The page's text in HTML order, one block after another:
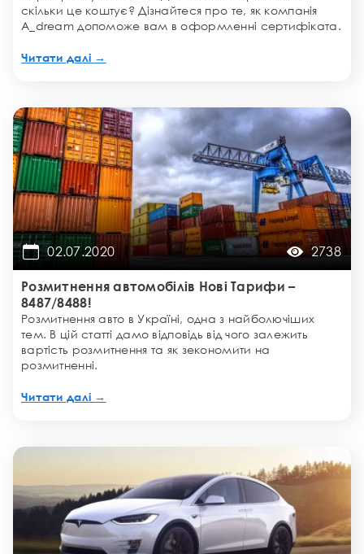
скільки це коштує? Дізнайтеся про те, як компанія
A_dream допоможе вам в оформленні сертифіката.
Читати далі →
02.07.2020 2738
Розмитнення автомобілів Нові Тарифи –
8487/8488!
Розмитнення авто в Україні, одна з найболючіших
тем. В цій статті дамо відповідь від чого залежить
вартість розмитнення та як зекономити на
розмитненні.
Читати далі →